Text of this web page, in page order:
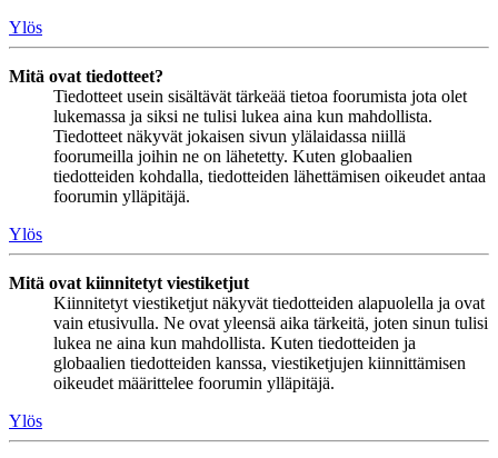
Ylös
Mitä ovat tiedotteet?
Tiedotteet usein sisältävät tärkeää tietoa foorumista jota olet
lukemassa ja siksi ne tulisi lukea aina kun mahdollista.
Tiedotteet näkyvät jokaisen sivun ylälaidassa niillä
foorumeilla joihin ne on lähetetty. Kuten globaalien
tiedotteiden kohdalla, tiedotteiden lähettämisen oikeudet antaa
foorumin ylläpitäjä.
Ylös
Mitä ovat kiinnitetyt viestiketjut
Kiinnitetyt viestiketjut näkyvät tiedotteiden alapuolella ja ovat
vain etusivulla. Ne ovat yleensä aika tärkeitä, joten sinun tulisi
lukea ne aina kun mahdollista. Kuten tiedotteiden ja
globaalien tiedotteiden kanssa, viestiketjujen kiinnittämisen
oikeudet määrittelee foorumin ylläpitäjä.
Ylös